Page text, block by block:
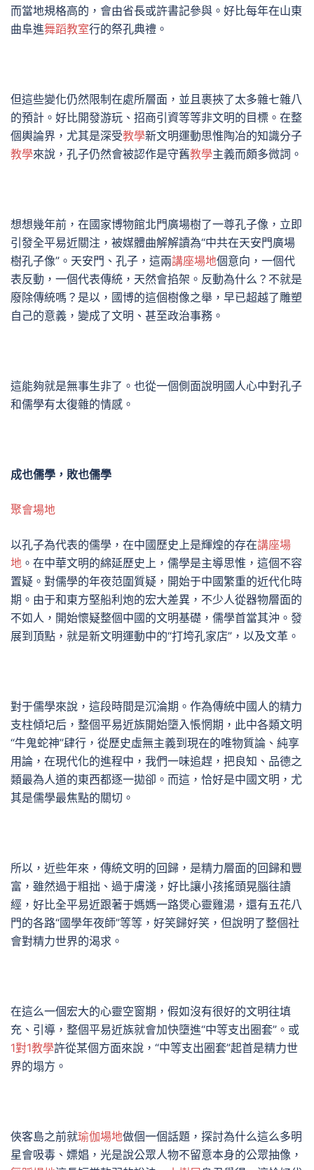
而當地規格高的，會由省長或許書記參與。好比每年在山東
曲阜進舞蹈教室行的祭孔典禮。
但這些變化仍然限制在處所層面，並且裹挾了太多雜七雜八
的預計。好比開發游玩、招商引資等等非文明的目標。在整
個輿論界，尤其是深受教學新文明運動思惟陶冶的知識分子
教學來說，孔子仍然會被認作是守舊教學主義而頗多微詞。
想想幾年前，在國家博物館北門廣場樹了一尊孔子像，立即
引發全平易近關注，被媒體曲解解讀為“中共在天安門廣場
樹孔子像”。天安門、孔子，這兩講座場地個意向，一個代
表反動，一個代表傳統，天然會掐架。反動為什么？不就是
廢除傳統嗎？是以，國博的這個樹像之舉，早已超越了雕塑
自己的意義，變成了文明、甚至政治事務。
這能夠就是無事生非了。也從一個側面說明國人心中對孔子
和儒學有太復雜的情感。
成也儒學，敗也儒學
聚會場地
以孔子為代表的儒學，在中國歷史上是輝煌的存在講座場
地 。在中華文明的綿延歷史上，儒學是主導思惟，這個不容
置疑。對儒學的年夜范圍質疑，開始于中國繁重的近代化時
期。由于和東方堅船利炮的宏大差異，不少人從器物層面的
不如人，開始懷疑整個中國的文明基礎，儒學首當其沖。發
展到頂點，就是新文明運動中的“打垮孔家店”，以及文革。
對于儒學來說，這段時間是沉淪期。作為傳統中國人的精力
支柱傾圮后，整個平易近族開始墮入悵惘期，此中各類文明
“牛鬼蛇神”肆行，從歷史虛無主義到現在的唯物質論、純享
用論，在現代化的進程中，我們一味追趕，把良知、品德之
類最為人道的東西都逐一拋卻。而這，恰好是中國文明，尤
其是儒學最焦點的關切。
所以，近些年來，傳統文明的回歸，是精力層面的回歸和豐
富，雖然過于粗拙、過于膚淺，好比讓小孩搖頭晃腦往讀
經，好比全平易近跟著于媽媽一路煲心靈雞湯，還有五花八
門的各路“國學年夜師”等等，好笑歸好笑，但說明了整個社
會對精力世界的渴求。
在這么一個宏大的心靈空窗期，假如沒有很好的文明往填
充、引導，整個平易近族就會加快墮進“中等支出圈套”。或
1對1教學許從某個方面來說，“中等支出圈套”起首是精力世
界的塌方。
俠客島之前就瑜伽場地做個一個話題，探討為什么這么多明
星會吸毒、嫖娼，光是說公眾人物不留意本身的公眾抽像，